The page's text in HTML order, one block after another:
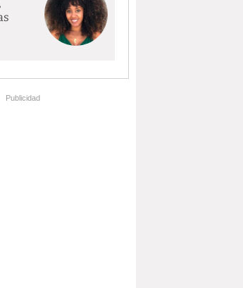
Publicidad